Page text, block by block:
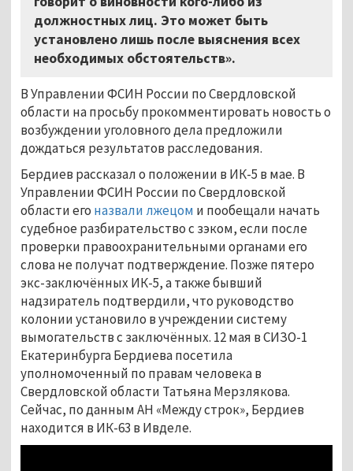
должностных лиц. Это может быть
установлено лишь после выяснения всех
необходимых обстоятельств».
В Управлении ФСИН России по Свердловской
области на просьбу прокомментировать новость о
возбуждении уголовного дела предложили
дождаться результатов расследования.
Бердиев рассказал о положении в ИК-5 в мае. В
Управлении ФСИН России по Свердловской
области его назвали лжецом и пообещали начать
судебное разбирательство с зэком, если после
проверки правоохранительными органами его
слова не получат подтверждение. Позже пятеро
экс-заключённых ИК-5, а также бывший
надзиратель подтвердили, что руководство
колонии установило в учреждении систему
вымогательств с заключённых. 12 мая в СИЗО-1
Екатеринбурга Бердиева посетила
уполномоченный по правам человека в
Свердловской области Татьяна Мерзлякова.
Сейчас, по данным АН «Между строк», Бердиев
находится в ИК-63 в Ивделе.